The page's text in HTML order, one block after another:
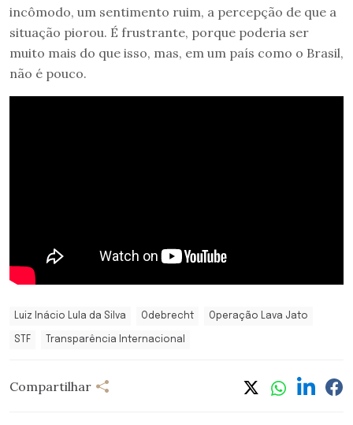
incômodo, um sentimento ruim, a percepção de que a
situação piorou. É frustrante, porque poderia ser
muito mais do que isso, mas, em um país como o Brasil,
não é pouco.
Luiz Inácio Lula da Silva Odebrecht Operação Lava Jato
STF Transparência Internacional
Compartilhar